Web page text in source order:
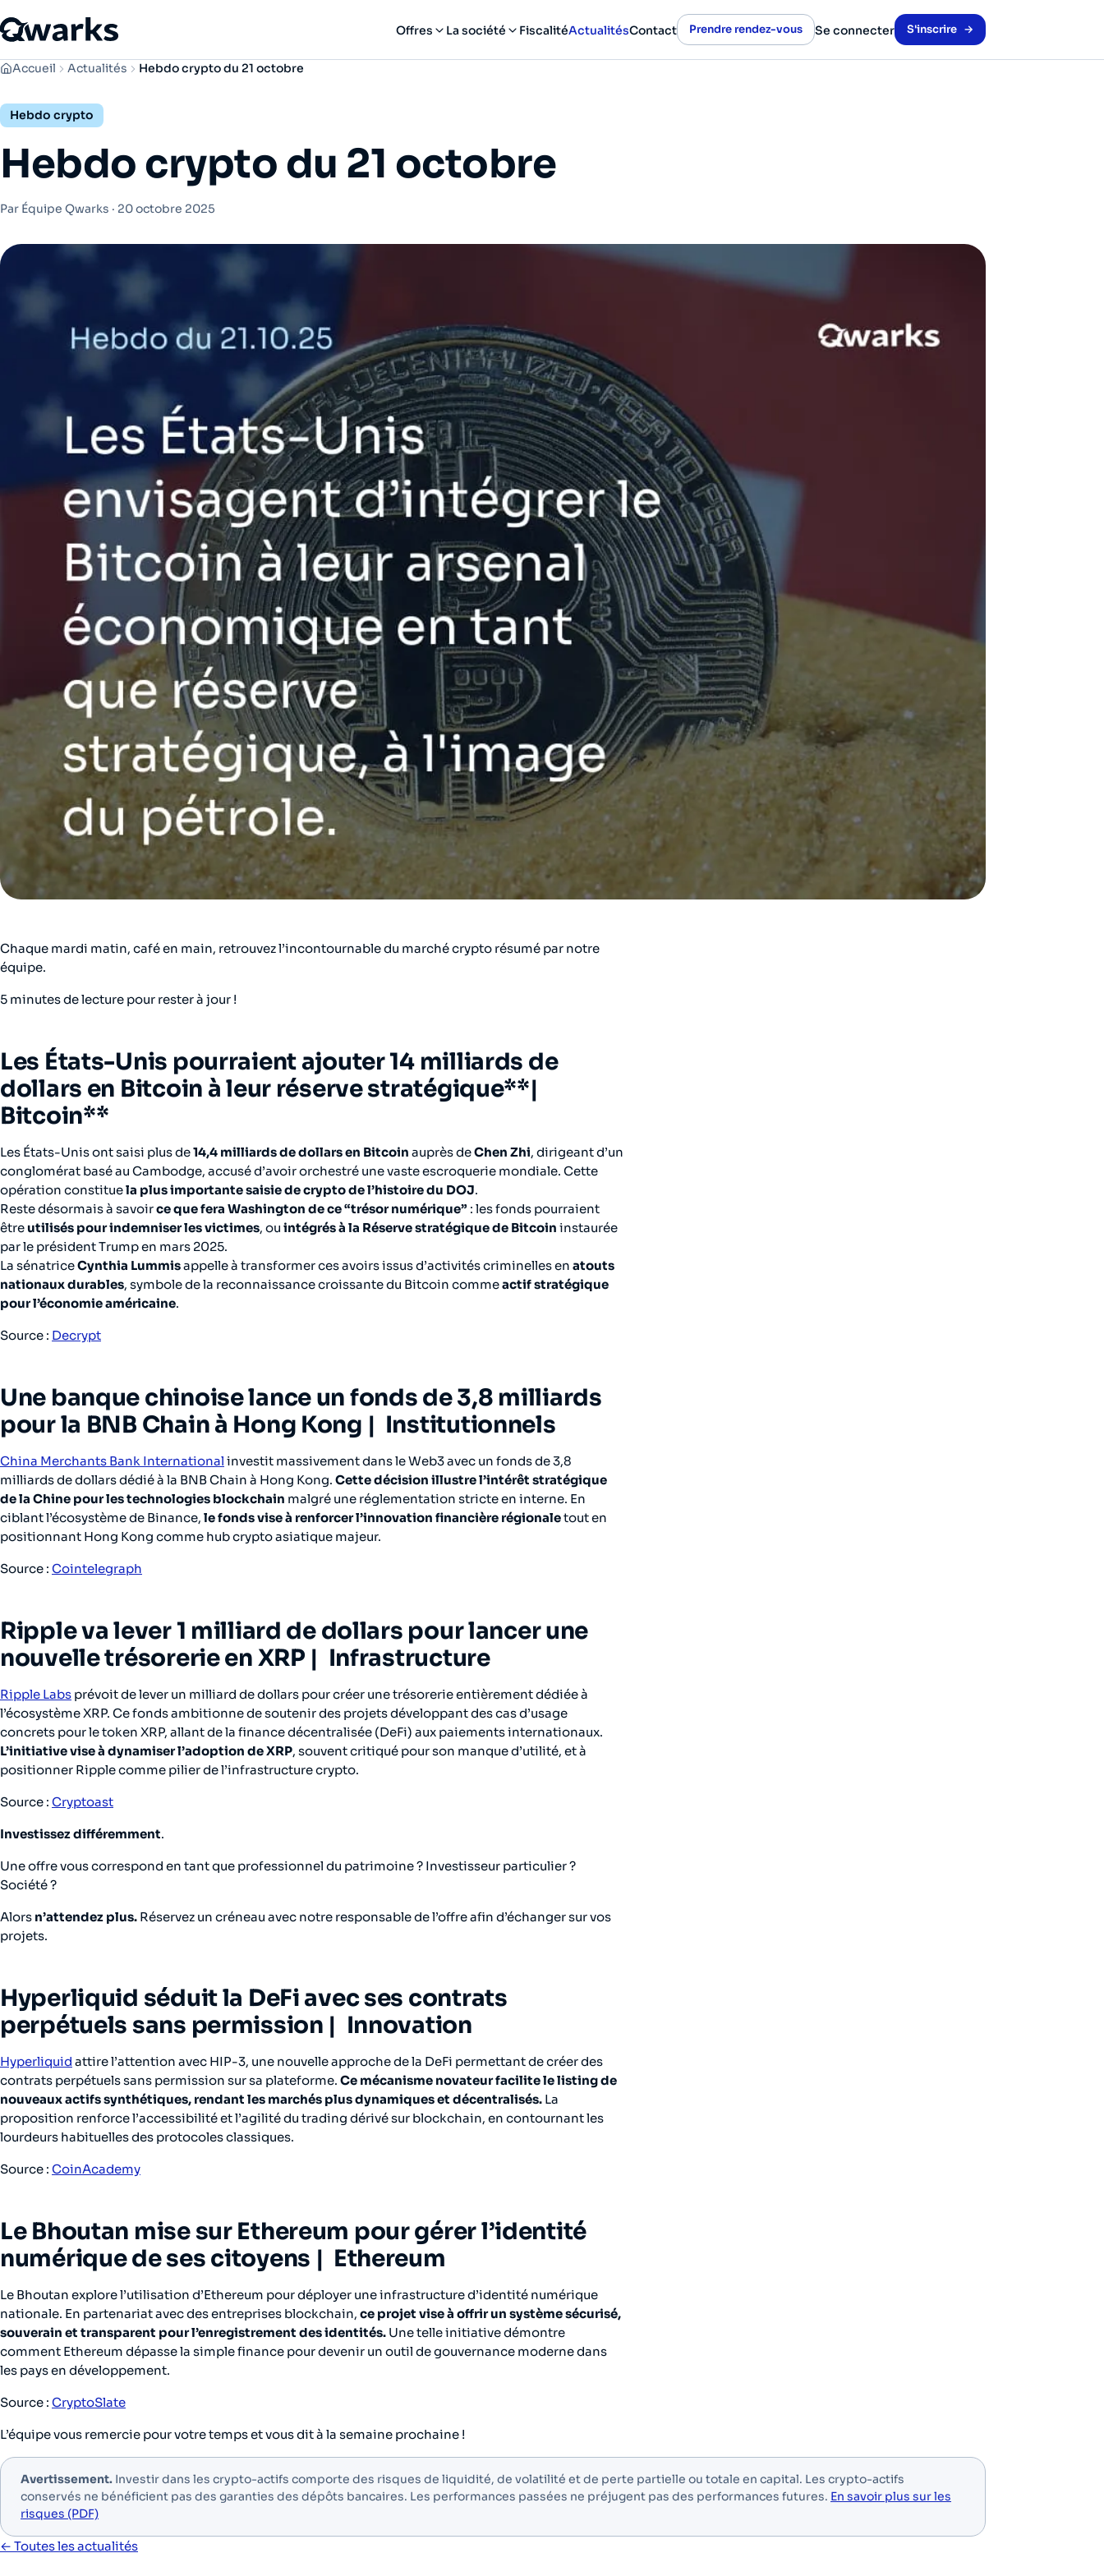
Offres La société FiscalitéActualitésContact Prendre rendez-vous Se connecter S'inscrire
Accueil Actualités Hebdo crypto du 21 octobre
Hebdo crypto
Hebdo crypto du 21 octobre
Par Équipe Qwarks · 20 octobre 2025
Chaque mardi matin, café en main, retrouvez l’incontournable du marché crypto résumé par notre
équipe.
5 minutes de lecture pour rester à jour !
Les États-Unis pourraient ajouter 14 milliards de
dollars en Bitcoin à leur réserve stratégique**|
Bitcoin**
Les États-Unis ont saisi plus de14,4 milliards de dollars en Bitcoin auprès deChen Zhi, dirigeant d’un
conglomérat basé au Cambodge, accusé d’avoir orchestré une vaste escroquerie mondiale. Cette
opération constituela plus importante saisie de crypto de l’histoire du DOJ.
Reste désormais à savoirce que fera Washington de ce “trésor numérique” : les fonds pourraient
êtreutilisés pour indemniser les victimes, ou intégrés à la Réserve stratégique de Bitcoin instaurée
par le président Trump en mars 2025.
La sénatriceCynthia Lummisappelle à transformer ces avoirs issus d’activités criminelles en atouts
nationaux durables, symbole de la reconnaissance croissante du Bitcoin commeactif stratégique
pour l’économie américaine.
Source : Decrypt
Une banque chinoise lance un fonds de 3,8 milliards
pour la BNB Chain à Hong Kong | Institutionnels
China Merchants Bank International investit massivement dans le Web3 avec un fonds de 3,8
milliards de dollars dédié à la BNB Chain à Hong Kong. Cette décision illustre l’intérêt stratégique
de la Chine pour les technologies blockchain malgré une réglementation stricte en interne. En
ciblant l’écosystème de Binance, le fonds vise à renforcer l’innovation financière régionaletout en
positionnant Hong Kong comme hub crypto asiatique majeur.
Source : Cointelegraph
Ripple va lever 1 milliard de dollars pour lancer une
nouvelle trésorerie en XRP | Infrastructure
Ripple Labs prévoit de lever un milliard de dollars pour créer une trésorerie entièrement dédiée à
l’écosystème XRP. Ce fonds ambitionne de soutenir des projets développant des cas d’usage
concrets pour le token XRP, allant de la finance décentralisée (DeFi) aux paiements internationaux.
L’initiative vise à dynamiser l’adoption de XRP, souvent critiqué pour son manque d’utilité, et à
positionner Ripple comme pilier de l’infrastructure crypto.
Source : Cryptoast
Investissez différemment.
Une offre vous correspond en tant que professionnel du patrimoine ? Investisseur particulier ?
Société ?
Alors n’attendez plus. Réservez un créneau avec notre responsable de l’offre afin d’échanger sur vos
projets.
Hyperliquid séduit la DeFi avec ses contrats
perpétuels sans permission | Innovation
Hyperliquid attire l’attention avec HIP-3, une nouvelle approche de la DeFi permettant de créer des
contrats perpétuels sans permission sur sa plateforme. Ce mécanisme novateur facilite le listing de
nouveaux actifs synthétiques, rendant les marchés plus dynamiques et décentralisés. La
proposition renforce l’accessibilité et l’agilité du trading dérivé sur blockchain, en contournant les
lourdeurs habituelles des protocoles classiques.
Source : CoinAcademy
Le Bhoutan mise sur Ethereum pour gérer l’identité
numérique de ses citoyens | Ethereum
Le Bhoutan explore l’utilisation d’Ethereum pour déployer une infrastructure d’identité numérique
nationale. En partenariat avec des entreprises blockchain, ce projet vise à offrir un système sécurisé,
souverain et transparent pour l’enregistrement des identités. Une telle initiative démontre
comment Ethereum dépasse la simple finance pour devenir un outil de gouvernance moderne dans
les pays en développement.
Source : CryptoSlate
L’équipe vous remercie pour votre temps et vous dit à la semaine prochaine !
Avertissement. Investir dans les crypto-actifs comporte des risques de liquidité, de volatilité et de perte partielle ou totale en capital. Les crypto-actifs
conservés ne bénéficient pas des garanties des dépôts bancaires. Les performances passées ne préjugent pas des performances futures. En savoir plus sur les
risques (PDF)
← Toutes les actualités